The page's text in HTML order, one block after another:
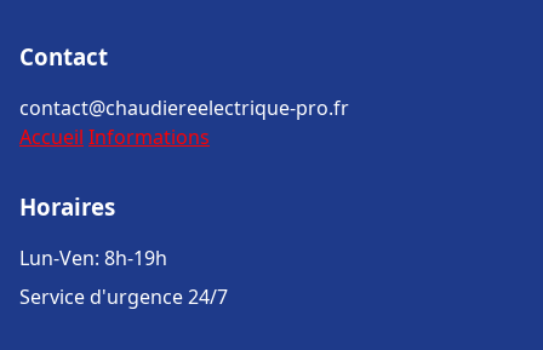
Contact
contact@chaudiereelectrique-pro.fr
Accueil Informations
Horaires
Lun-Ven: 8h-19h
Service d'urgence 24/7